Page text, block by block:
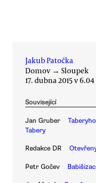
Jakub Patočka
Domov → Sloupek
17. dubna 2015 v 6.04
Související
Jan Gruber
Tabery
Redakce DR
Petr Gočev